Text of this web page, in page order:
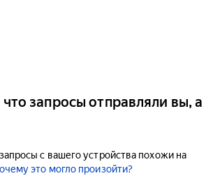
запросы отправляли вы, а
с вашего устройства похожи на
это могло произойти?